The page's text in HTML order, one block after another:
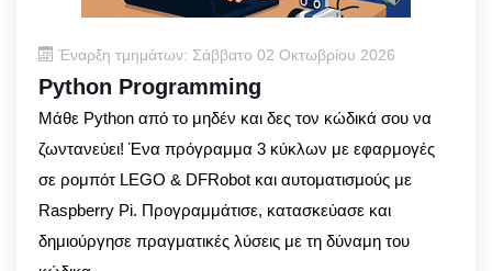
Έναρξη τμημάτων: Σάββατο 02 Οκτωβρίου 2026
Python Programming
Μάθε Python από το μηδέν και δες τον κώδικά σου να
ζωντανεύει! Ένα πρόγραμμα 3 κύκλων με εφαρμογές
σε ρομπότ LEGO & DFRobot και αυτοματισμούς με
Raspberry Pi. Προγραμμάτισε, κατασκεύασε και
δημιούργησε πραγματικές λύσεις με τη δύναμη του